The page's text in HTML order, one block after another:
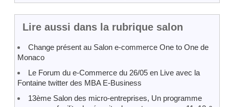
Lire aussi dans la rubrique salon
Change présent au Salon e-commerce One to One de
Monaco
Le Forum du e-Commerce du 26/05 en Live avec la
Fontaine twitter des MBA E-Business
13ème Salon des micro-entreprises, Un programme